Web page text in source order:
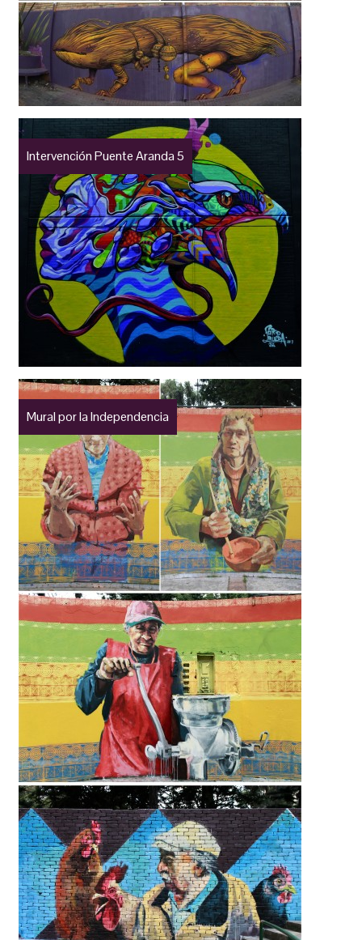
Intervención Puente Aranda 5
Mural por la Independencia